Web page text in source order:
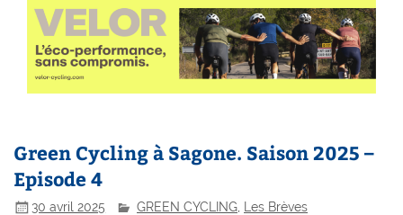
Green Cycling à Sagone. Saison 2025 –
Episode 4
30 avril 2025 GREEN CYCLING Les Brèves